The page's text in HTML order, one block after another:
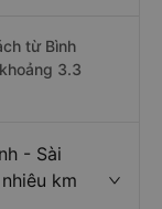
từ Bình
3.3
- Sài
km